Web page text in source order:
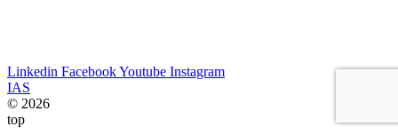
Linkedin FacebookYoutube Instagram
IAS
© 2026
top